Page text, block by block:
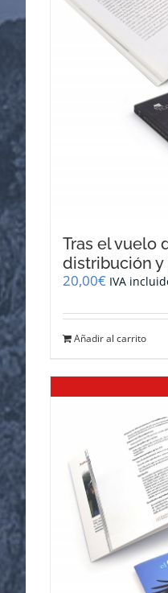
Tras el vuelo
distribución
20,00€ IVA
Añadir al carrito